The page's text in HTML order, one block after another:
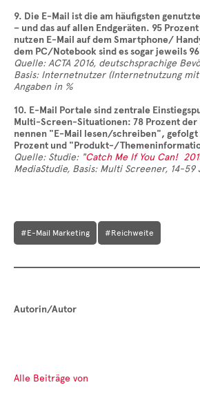
9. Die E-Mail ist die am häufigsten
– und das auf allen Endgeräten. 95
nutzen E-Mail auf dem Smartphone/
dem PC/Notebook sind es sogar jeweils
Quelle: ACTA 2016, deutschsprachige
Basis: Internetnutzer (Internetnutzung
Angaben in %
10. E-Mail Portale sind zentrale
Multi-Screen-Situationen: 78 Prozent
nennen "E-Mail lesen/schreiben",
Prozent und "Produkt-/
Quelle: Studie: "Catch Me If You Can!
MediaStudie, Basis: Multi Screener, 14-59
#E-Mail Marketing #Reichweite
Autorin/Autor
Alle Beiträge von